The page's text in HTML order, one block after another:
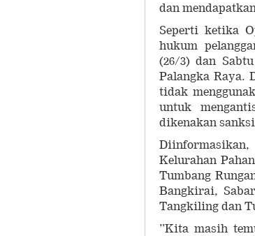
dan
Seperti ketika
hukum
(26/3) dan
Palangka Raya.
tidak
untuk
dikenakan
Diinformasikan,
Kelurahan
Tumbang
Bangkirai,
Tangkiling dan
”Kita masih